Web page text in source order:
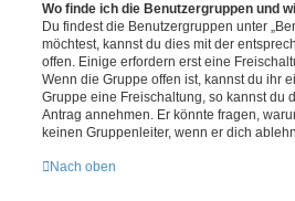
Wo finde ich die Benutzergruppen und
Du findest die Benutzergruppen unter
möchtest, kannst du dies mit der
offen. Einige erfordern erst eine
Wenn die Gruppe offen ist, kannst du ihr
Gruppe eine Freischaltung, so kannst du
Antrag annehmen. Er könnte fragen,
keinen Gruppenleiter, wenn er dich
Nach oben